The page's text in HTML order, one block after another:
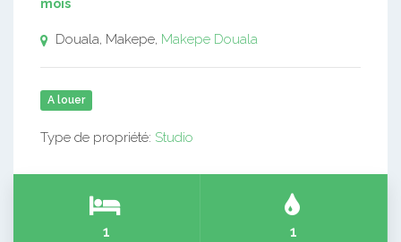
mois
Douala, Makepe, Makepe Douala
A louer
Type de propriété: Studio
1 1